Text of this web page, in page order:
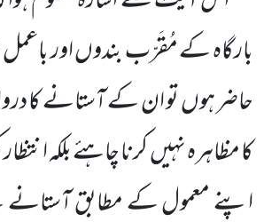
بارگاہ کے مُقَرّب بندوں اور باعمل
حاضر ہوں تو ان کے آستانے کا
کا مظاہرہ نہیں کرنا چاہئے بلکہ
اپنے معمول کے مطابق